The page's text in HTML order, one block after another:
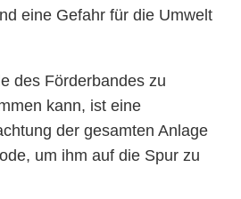
eine Gefahr für die Umwelt
des Förderbandes zu
kann, ist eine
der gesamten Anlage
um ihm auf die Spur zu